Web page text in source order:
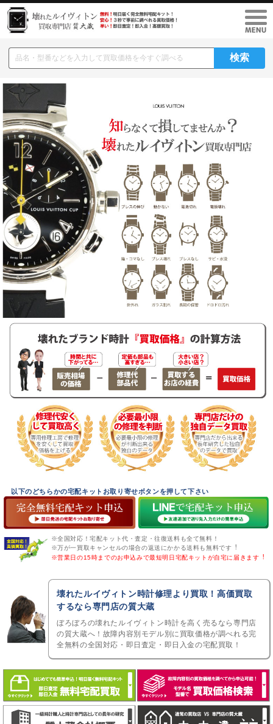
以下のどちらかの宅配キットお取り寄せボタンを押して下さい
※全国対応！宅配キット代・査定・往復送料も全て無料！
※万が一買取キャンセルの場合の返送にかかる送料も無料です︕
※営業日の15時までのお申込みで最短明日宅配キットが自宅に届きます︕
壊れたルイヴィトン時計修理より買取！高価買取
するなら専門店の質大蔵
ぼろぼろの壊れたルイヴィトン時計を高く売るなら専門店
の質大蔵へ！故障内容別モデル別に買取価格が調べれる完
全無料の全国対応・即日査定・即日入金の宅配買取！